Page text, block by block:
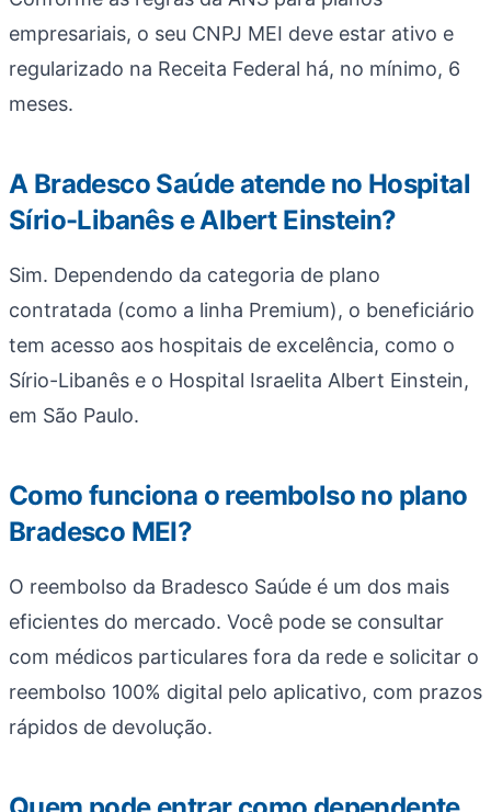
empresariais, o seu CNPJ MEI deve estar ativo e
regularizado na Receita Federal há, no mínimo, 6
meses.
A Bradesco Saúde atende no Hospital
Sírio-Libanês e Albert Einstein?
Sim. Dependendo da categoria de plano
contratada (como a linha Premium), o beneficiário
tem acesso aos hospitais de excelência, como o
Sírio-Libanês e o Hospital Israelita Albert Einstein,
em São Paulo.
Como funciona o reembolso no plano
Bradesco MEI?
O reembolso da Bradesco Saúde é um dos mais
eficientes do mercado. Você pode se consultar
com médicos particulares fora da rede e solicitar o
reembolso 100% digital pelo aplicativo, com prazos
rápidos de devolução.